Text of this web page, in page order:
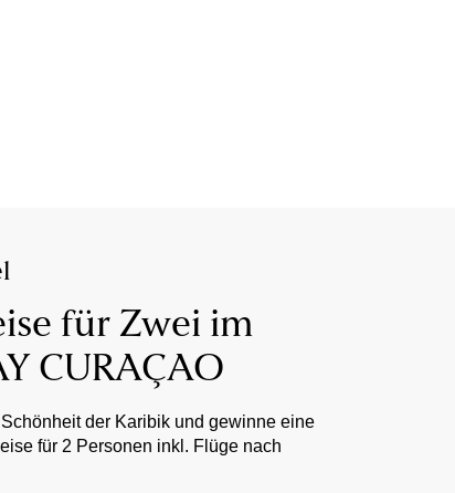
für Zwei im
CURAÇAO
der Karibik und gewinne eine
für 2 Personen inkl. Flüge nach